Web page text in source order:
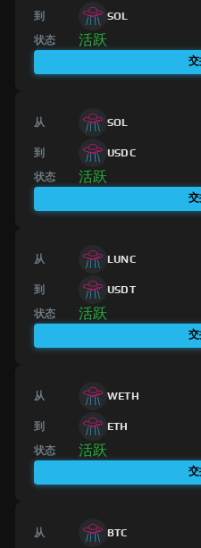
到 SOL
状态 活跃
交
从 SOL
到 USDC
状态 活跃
交
从 LUNC
到 USDT
状态 活跃
交
从 WETH
到 ETH
状态 活跃
交
从 BTC